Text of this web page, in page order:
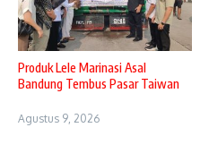
Produk Lele Marinasi Asal
Bandung Tembus Pasar Taiwan
Agustus 9, 2026